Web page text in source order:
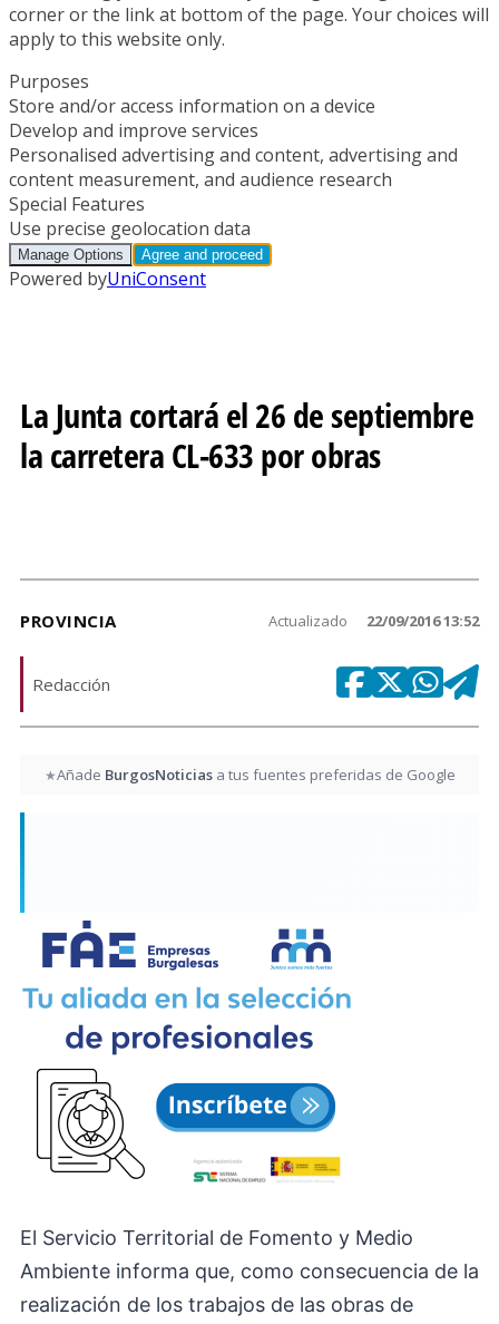
La Junta cortará el 26 de septiembre
la carretera CL-633 por obras
PROVINCIA Actualizado 22/09/2016 13:52
Redacción
★Añade BurgosNoticiasa tus fuentes preferidas de Google
El Servicio Territorial de Fomento y Medio
Ambiente informa que, como consecuencia de la
realización de los trabajos de las obras de